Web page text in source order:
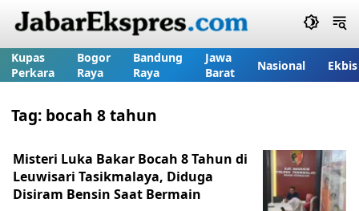
Kupas
Perkara
Bogor
Raya
Bandung
Raya
Jawa
Barat
Nasional Ekbis
Tag: bocah 8 tahun
Misteri Luka Bakar Bocah 8 Tahun di
Leuwisari Tasikmalaya, Diduga
Disiram Bensin Saat Bermain